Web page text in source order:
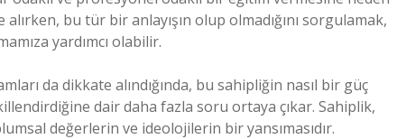
bu tür bir anlayışın olup olmadığını sorgulamak,
yardımcı olabilir.
da dikkate alındığında, bu sahipliğin nasıl bir güç
dair daha fazla soru ortaya çıkar. Sahiplik,
değerlerin ve ideolojilerin bir yansımasıdır.